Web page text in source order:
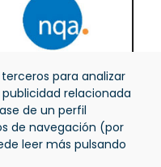
para analizar
relacionada
de un perfil
de navegación (por
leer más pulsando